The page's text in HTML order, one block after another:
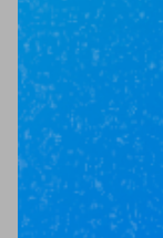
Юникор
Получай кешбэк от 5 000
Скачивай
Юникор
Приложение для агентов